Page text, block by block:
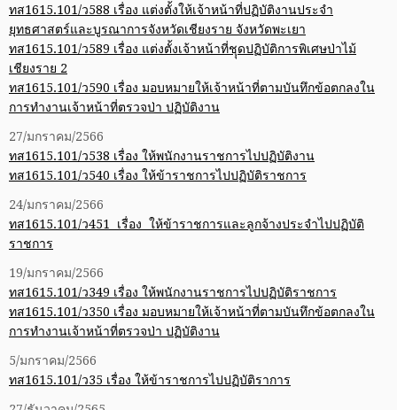
ทส1615.101/ว588 เรื่อง แต่งตั้งให้เจ้าหน้าที่ปฏิบัติงานประจำ
ยุทธศาสตร์และบูรณาการจังหวัดเชียงราย จังหวัดพะเยา
ทส1615.101/ว589 เรื่อง แต่งตั้งเจ้าหน้าที่ชุุดปฏิบัติการพิเศษป่าไม้
เชียงราย 2
ทส1615.101/ว590 เรื่อง มอบหมายให้เจ้าหน้าที่ตามบันทึกข้อตกลงใน
การทำงานเจ้าหน้าที่ตรวจป่า ปฏิบัติงาน
27/มกราคม/2566
ทส1615.101/ว538 เรื่อง ให้พนักงานราชการไปปฏิบัติงาน
ทส1615.101/ว540 เรื่อง ให้ข้าราชการไปปฏิบัติราชการ
24/มกราคม/2566
ทส1615.101/ว451 เรื่อง ให้ข้าราชการและลูกจ้างประจำไปปฏิบัติ
ราชการ
19/มกราคม/2566
ทส1615.101/ว349 เรื่อง ให้พนักงานราชการไปปฏิบัติราชการ
ทส1615.101/ว350 เรื่อง มอบหมายให้เจ้าหน้าที่ตามบันทึกข้อตกลงใน
การทำงานเจ้าหน้าที่ตรวจป่า ปฏิบัติงาน
5/มกราคม/2566
ทส1615.101/ว35 เรื่อง ให้ข้าราชการไปปฏิบัติราการ